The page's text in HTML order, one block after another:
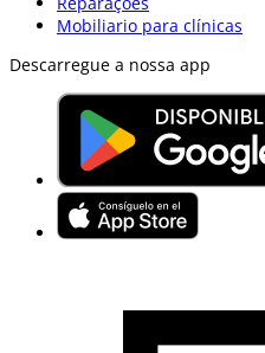
Mobiliario para clínicas
Descarregue a nossa app